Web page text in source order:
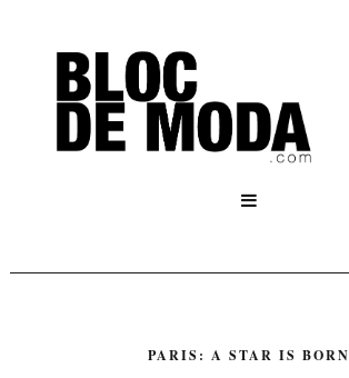

PARIS: A STAR IS BORN